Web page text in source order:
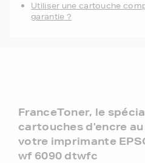
Utiliser une cartouche
garantie ?
FranceToner, le
cartouches d'encre
votre imprimante
wf 6090 dtwfc